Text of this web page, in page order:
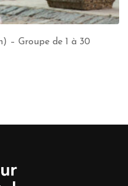
– Groupe de 1 à 30